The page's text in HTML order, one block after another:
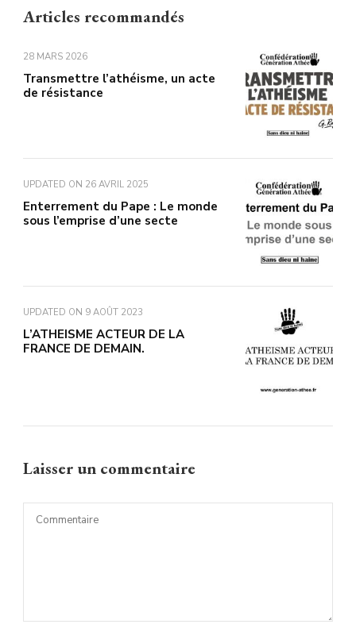
Articles recommandés
28 MARS 2026
Transmettre l’athéisme, un acte
de résistance
UPDATED ON 26 AVRIL 2025
Enterrement du Pape : Le monde
sous l’emprise d’une secte
UPDATED ON 9 AOÛT 2023
L’ATHEISME ACTEUR DE LA
FRANCE DE DEMAIN.
Laisser un commentaire